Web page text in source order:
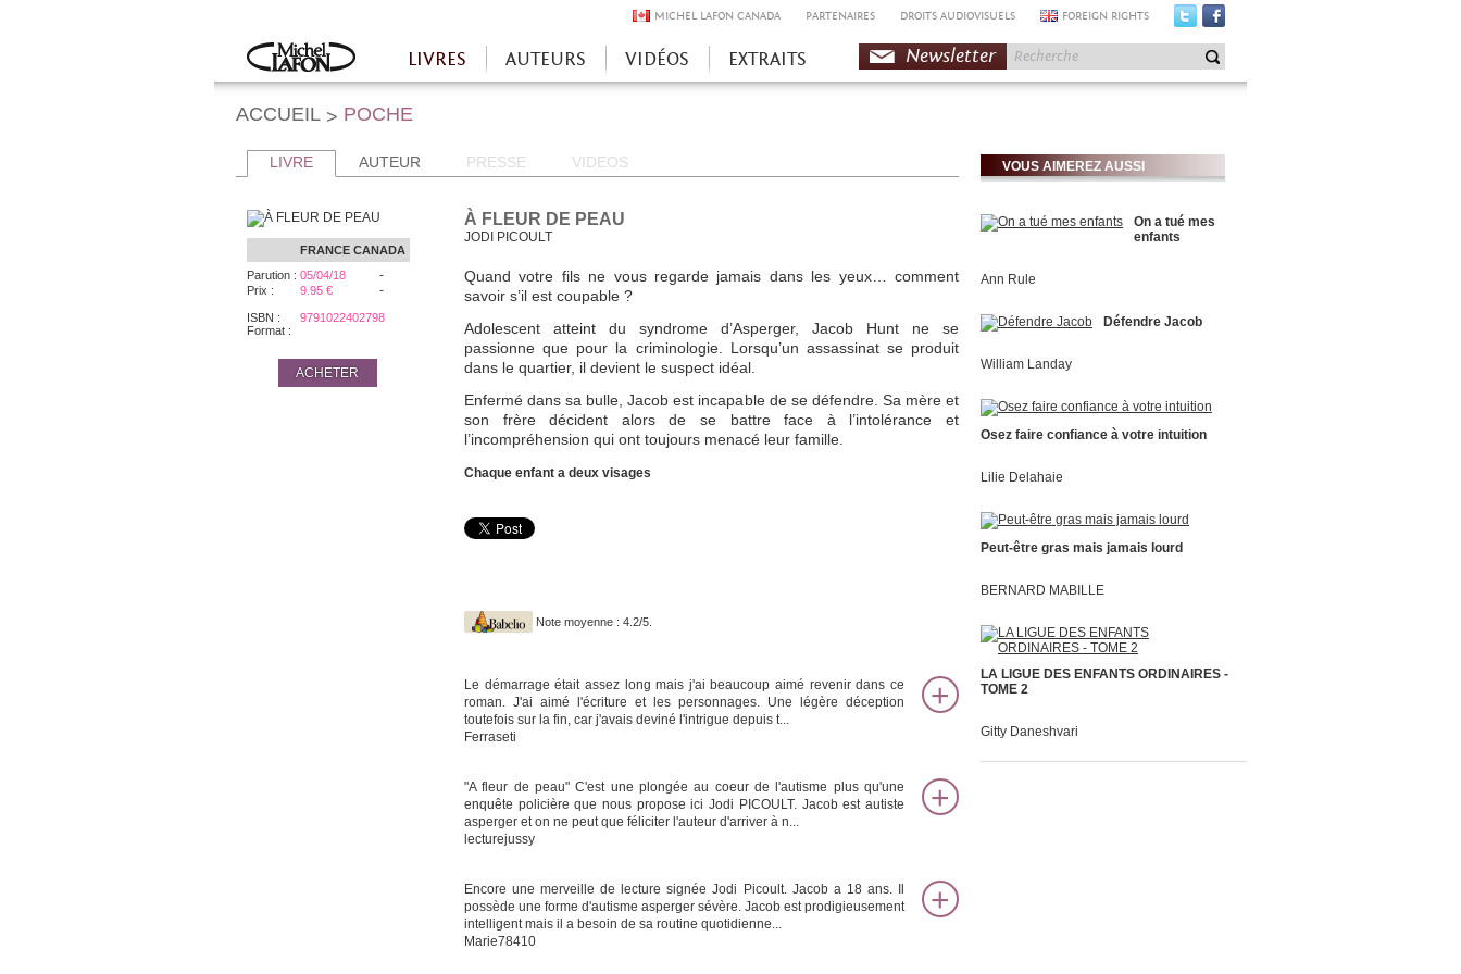
MICHEL LAFON CANADA PARTENAIRES DROITS AUDIOVISUELS FOREIGN RIGHTS
Accueil
LIVRES AUTEURS VIDÉOS EXTRAITS Newsletter
ACCUEIL > POCHE
LIVRE AUTEUR PRESSE VIDEOS
FRANCE CANADA
Parution : 05/04/18 -
Prix : 9.95 € -
ISBN :
9791022402798
Format :
ACHETER
À FLEUR DE PEAU
JODI PICOULT
Quand votre fils ne vous regarde jamais dans les yeux… comment
savoir s’il est coupable ?
Adolescent atteint du syndrome d’Asperger, Jacob Hunt ne se
passionne que pour la criminologie. Lorsqu’un assassinat se produit
dans le quartier, il devient le suspect idéal.
Enfermé dans sa bulle, Jacob est incapable de se défendre. Sa mère et
son frère décident alors de se battre face à l’intolérance et
l’incompréhension qui ont toujours menacé leur famille.
Chaque enfant a deux visages
Note moyenne : 4.2/5.
Le démarrage était assez long mais j'ai beaucoup aimé revenir dans ce
roman. J'ai aimé l'écriture et les personnages. Une légère déception
toutefois sur la fin, car j'avais deviné l'intrigue depuis t...
Ferraseti
"A fleur de peau" C'est une plongée au coeur de l'autisme plus qu'une
enquête policière que nous propose ici Jodi PICOULT. Jacob est autiste
asperger et on ne peut que féliciter l'auteur d'arriver à n...
lecturejussy
Encore une merveille de lecture signée Jodi Picoult. Jacob a 18 ans. Il
possède une forme d'autisme asperger sévère. Jacob est prodigieusement
intelligent mais il a besoin de sa routine quotidienne...
Marie78410
VOUS AIMEREZ AUSSI
On a tué mes
enfants
Ann Rule
Défendre Jacob
William Landay
Osez faire confiance à votre intuition
Lilie Delahaie
Peut-être gras mais jamais lourd
BERNARD MABILLE
LA LIGUE DES ENFANTS ORDINAIRES -
TOME 2
Gitty Daneshvari